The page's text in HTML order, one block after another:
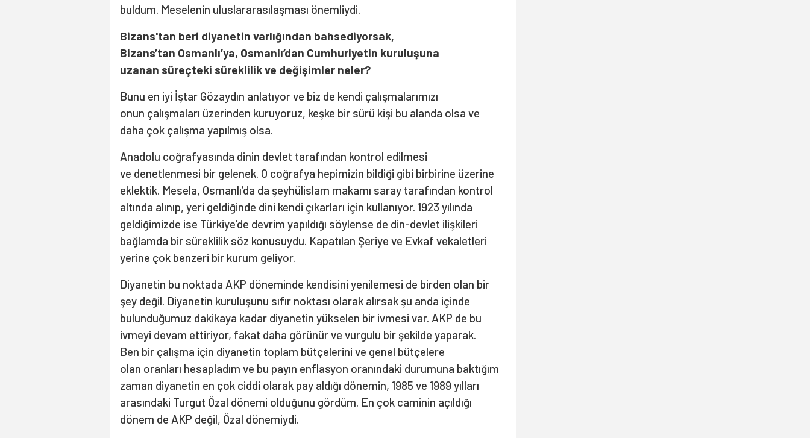
buldum. Meselenin uluslararasılaşması önemliydi.
Bizans'tan beri diyanetin varlığından bahsediyorsak,
Bizans’tan Osmanlı’ya, Osmanlı’dan Cumhuriyetin kuruluşuna
uzanan süreçteki süreklilik ve değişimler neler?
Bunu en iyi İştar Gözaydın anlatıyor ve biz de kendi çalışmalarımızı
onun çalışmaları üzerinden kuruyoruz, keşke bir sürü kişi bu alanda olsa ve
daha çok çalışma yapılmış olsa.
Anadolu coğrafyasında dinin devlet tarafından kontrol edilmesi
ve denetlenmesi bir gelenek. O coğrafya hepimizin bildiği gibi birbirine üzerine
eklektik. Mesela, Osmanlı’da da şeyhülislam makamı saray tarafından kontrol
altında alınıp, yeri geldiğinde dini kendi çıkarları için kullanıyor. 1923 yılında
geldiğimizde ise Türkiye’de devrim yapıldığı söylense de din-devlet ilişkileri
bağlamda bir süreklilik söz konusuydu. Kapatılan Şeriye ve Evkaf vekaletleri
yerine çok benzeri bir kurum geliyor.
Diyanetin bu noktada AKP döneminde kendisini yenilemesi de birden olan bir
şey değil. Diyanetin kuruluşunu sıfır noktası olarak alırsak şu anda içinde
bulunduğumuz dakikaya kadar diyanetin yükselen bir ivmesi var. AKP de bu
ivmeyi devam ettiriyor, fakat daha görünür ve vurgulu bir şekilde yaparak.
Ben bir çalışma için diyanetin toplam bütçelerini ve genel bütçelere
olan oranları hesapladım ve bu payın enflasyon oranındaki durumuna baktığım
zaman diyanetin en çok ciddi olarak pay aldığı dönemin, 1985 ve 1989 yılları
arasındaki Turgut Özal dönemi olduğunu gördüm. En çok caminin açıldığı
dönem de AKP değil, Özal dönemiydi.